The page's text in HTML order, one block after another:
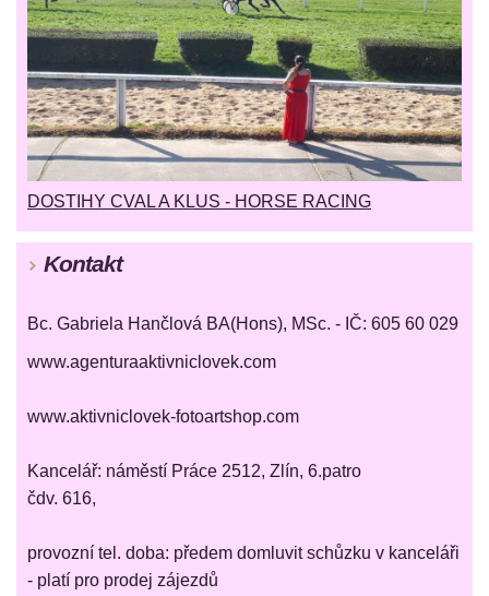
DOSTIHY CVAL A KLUS - HORSE RACING
Kontakt
Bc. Gabriela Hančlová BA(Hons), MSc. - IČ: 605 60 029
www.agenturaaktivniclovek.com
www.aktivniclovek-fotoartshop.com
Kancelář: náměstí Práce 2512, Zlín, 6.patro
čdv. 616,
provozní tel. doba: předem domluvit schůzku v kanceláři
- platí pro prodej zájezdů